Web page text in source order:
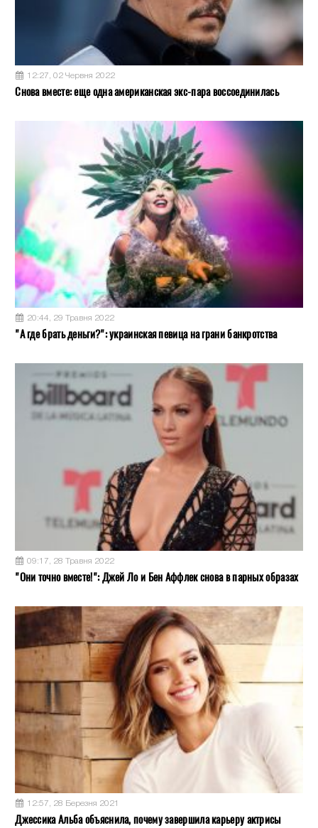
12:27, 02 Червня 2022
Снова вместе: еще одна американская экс-пара воссоединилась
20:44, 29 Травня 2022
"А где брать деньги?": украинская певица на грани банкротства
09:17, 28 Травня 2022
"Они точно вместе!": Джей Ло и Бен Аффлек снова в парных образах
12:57, 28 Березня 2021
Джессика Альба объяснила, почему завершила карьеру актрисы